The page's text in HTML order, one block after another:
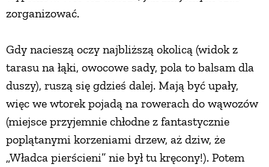
zorganizować.
Gdy nacieszą oczy najbliższą okolicą (widok z
tarasu na łąki, owocowe sady, pola to balsam dla
duszy), ruszą się gdzieś dalej. Mają być upały,
więc we wtorek pojadą na rowerach do wąwozów
(miejsce przyjemnie chłodne z fantastycznie
poplątanymi korzeniami drzew, aż dziw, że
„Władca pierścieni” nie był tu kręcony!). Potem